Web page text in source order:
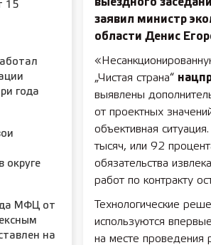
15
года
округе
МФЦ от
на
выездного
заявил министр
области Денис
„Чистая страна“
выявлены
от проектных
объективная
тысяч, или 92
обязательства
работ по контракту
Технологические
используются
на месте проведения